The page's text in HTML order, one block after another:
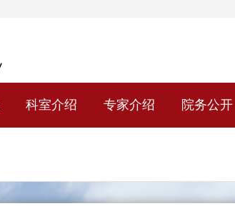
科室介绍 专家介绍 院务公开